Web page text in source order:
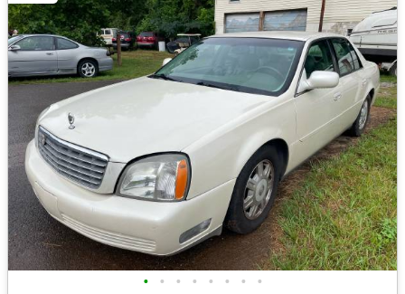
• • • • • • • •